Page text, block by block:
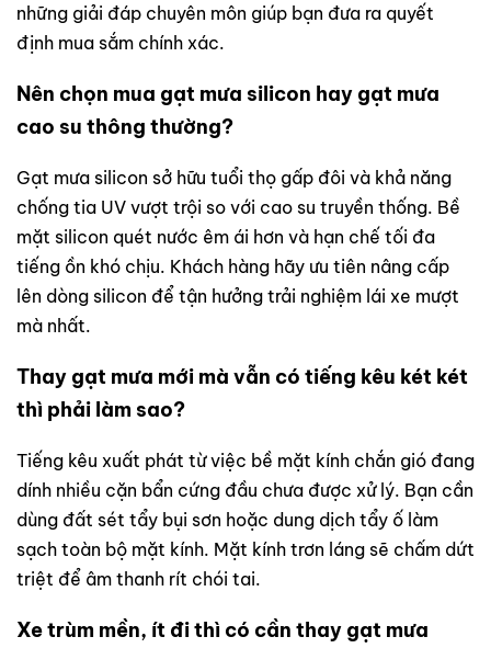
những giải đáp chuyên môn giúp bạn đưa ra quyết
định mua sắm chính xác.
Nên chọn mua gạt mưa silicon hay gạt mưa
cao su thông thường?
Gạt mưa silicon sở hữu tuổi thọ gấp đôi và khả năng
chống tia UV vượt trội so với cao su truyền thống. Bề
mặt silicon quét nước êm ái hơn và hạn chế tối đa
tiếng ồn khó chịu. Khách hàng hãy ưu tiên nâng cấp
lên dòng silicon để tận hưởng trải nghiệm lái xe mượt
mà nhất.
Thay gạt mưa mới mà vẫn có tiếng kêu két két
thì phải làm sao?
Tiếng kêu xuất phát từ việc bề mặt kính chắn gió đang
dính nhiều cặn bẩn cứng đầu chưa được xử lý. Bạn cần
dùng đất sét tẩy bụi sơn hoặc dung dịch tẩy ố làm
sạch toàn bộ mặt kính. Mặt kính trơn láng sẽ chấm dứt
triệt để âm thanh rít chói tai.
Xe trùm mền, ít đi thì có cần thay gạt mưa